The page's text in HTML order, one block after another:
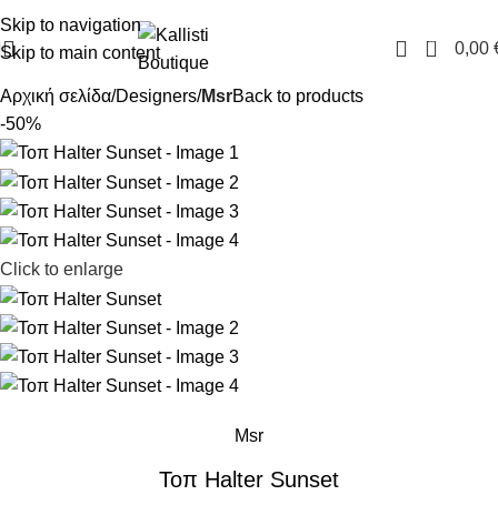
Skip to navigation
Skip to main content
0 0,00
Αρχική σελίδα Designers MsrBack to products
-50%
Click to enlarge
Msr
Τοπ Halter Sunset